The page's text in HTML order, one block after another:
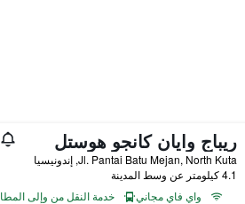
ريباج وايان كانجو هوستل
Jl. Pantai Batu Mejan, North Kuta, إندونيسيا
4.1 كيلومتر عن وسط المدينة
واي فاي مجاني
خدمة النقل من وإلى المطار